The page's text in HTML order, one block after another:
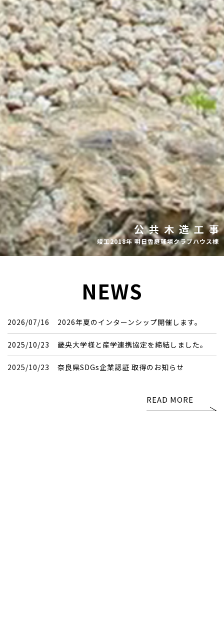
公共木造工事
竣工2018年 明日香庭球場クラブハウス棟
NEWS
2026/07/16 2026年夏のインターンシップ開催します。
2025/10/23 畿央大学様と産学連携協定を締結しました。
2025/10/23 奈良県SDGs企業認証 取得のお知らせ
READ MORE